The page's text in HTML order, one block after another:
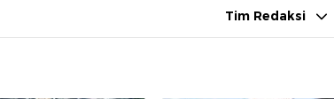
Tim Redaksi